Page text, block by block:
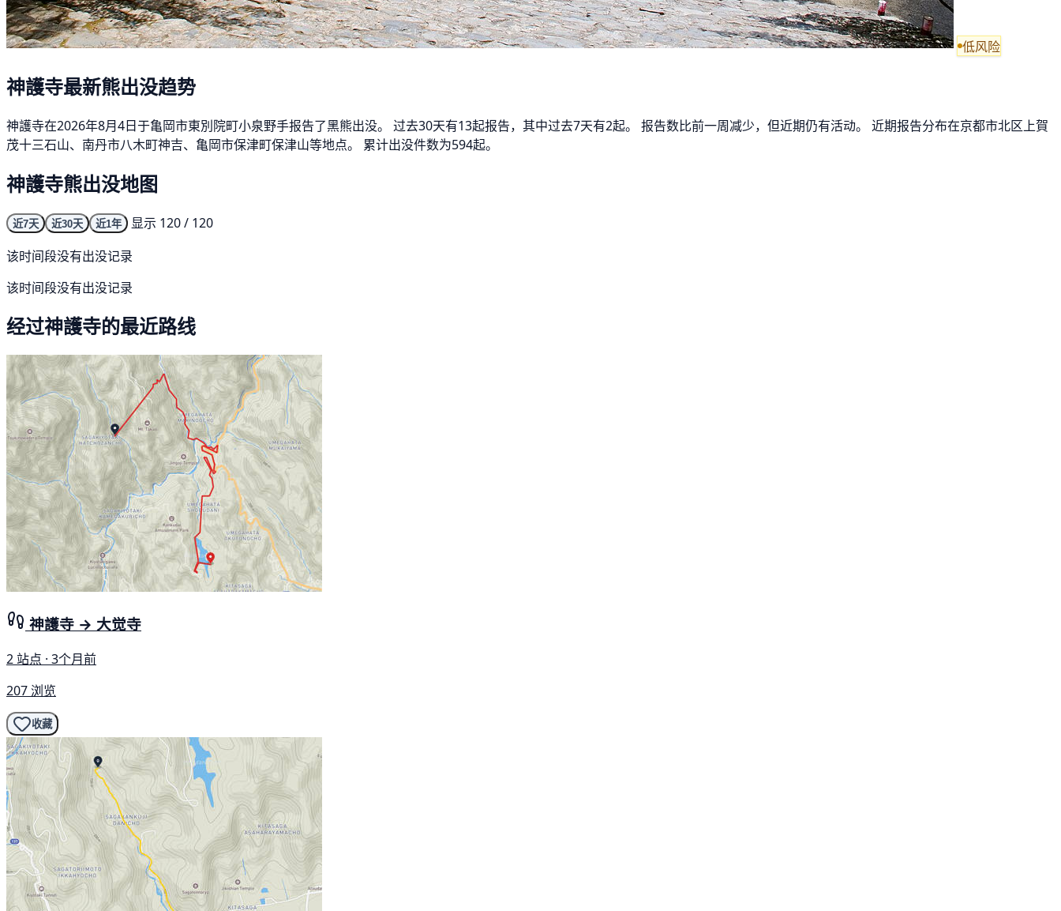
低风险
神護寺最新熊出没趋势
神護寺在2026年8月4日于亀岡市東別院町小泉野手报告了黑熊出没。 过去30天有13起报告，其中过去7天有2起。 报告数比前一周减少，但近期仍有活动。 近期报告分布在京都市北区上賀
茂十三石山、南丹市八木町神吉、亀岡市保津町保津山等地点。 累计出没件数为594起。
神護寺熊出没地图
近7天 近30天 近1年
显示 120 / 120
该时间段没有出没记录
该时间段没有出没记录
经过神護寺的最近路线
神護寺 → 大觉寺
2 站点 · 3个月前
207 浏览
收藏